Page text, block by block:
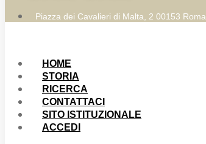
Piazza dei Cavalieri di Malta, 2 00153 Roma
HOME
STORIA
RICERCA
CONTATTACI
SITO ISTITUZIONALE
ACCEDI